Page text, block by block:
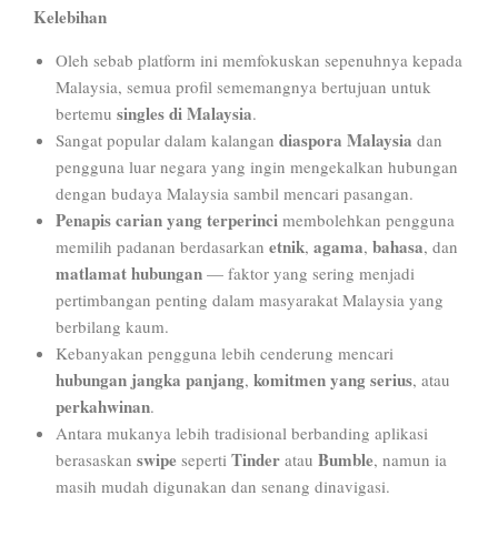
Kelebihan
Oleh sebab platform ini memfokuskan sepenuhnya kepada
Malaysia, semua profil sememangnya bertujuan untuk
bertemu singles di Malaysia.
Sangat popular dalam kalangan diaspora Malaysia dan
pengguna luar negara yang ingin mengekalkan hubungan
dengan budaya Malaysia sambil mencari pasangan.
Penapis carian yang terperinci membolehkan pengguna
memilih padanan berdasarkan etnik, agama, bahasa, dan
matlamat hubungan — faktor yang sering menjadi
pertimbangan penting dalam masyarakat Malaysia yang
berbilang kaum.
Kebanyakan pengguna lebih cenderung mencari
hubungan jangka panjang, komitmen yang serius, atau
perkahwinan.
Antara mukanya lebih tradisional berbanding aplikasi
berasaskan swipe seperti Tinder atau Bumble, namun ia
masih mudah digunakan dan senang dinavigasi.